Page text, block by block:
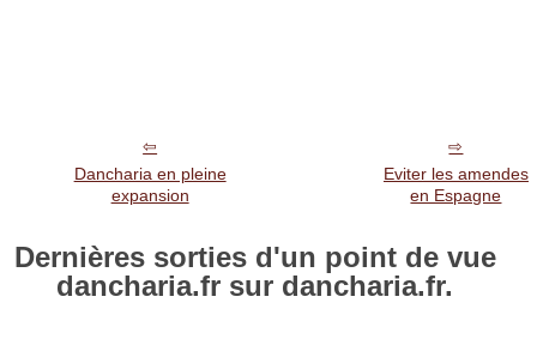
Dancharia en pleine
expansion
Eviter les amendes
en Espagne
Dernières sorties d'un point de vue
dancharia.fr sur dancharia.fr.